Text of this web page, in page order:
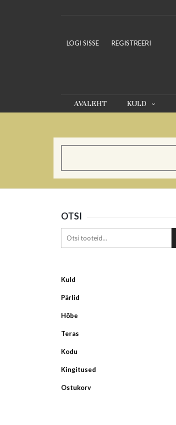
LOGI SISSE REGISTREERI
AVALEHT KULD
OTSI
Kuld
Pärlid
Hõbe
Teras
Kodu
Kingitused
Ostukorv